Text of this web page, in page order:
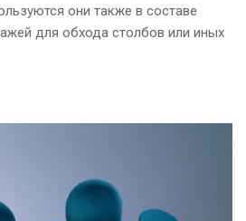
они также в составе
для обхода столбов или иных